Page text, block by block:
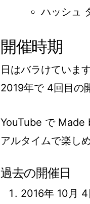
ハッシュ
開催時期
日はバラけていま
2019年で 4回目の
YouTube で Made
アルタイムで楽し
過去の開催日
2016年 10月 4